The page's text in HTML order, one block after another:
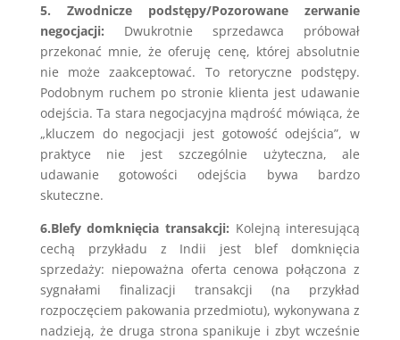
5. Zwodnicze podstępy/Pozorowane zerwanie
negocjacji: Dwukrotnie sprzedawca próbował
przekonać mnie, że oferuję cenę, której absolutnie
nie może zaakceptować. To retoryczne podstępy.
Podobnym ruchem po stronie klienta jest udawanie
odejścia. Ta stara negocjacyjna mądrość mówiąca, że
„kluczem do negocjacji jest gotowość odejścia”, w
praktyce nie jest szczególnie użyteczna, ale
udawanie gotowości odejścia bywa bardzo
skuteczne.
6.Blefy domknięcia transakcji: Kolejną interesującą
cechą przykładu z Indii jest blef domknięcia
sprzedaży: niepoważna oferta cenowa połączona z
sygnałami finalizacji transakcji (na przykład
rozpoczęciem pakowania przedmiotu), wykonywana z
nadzieją, że druga strona spanikuje i zbyt wcześnie